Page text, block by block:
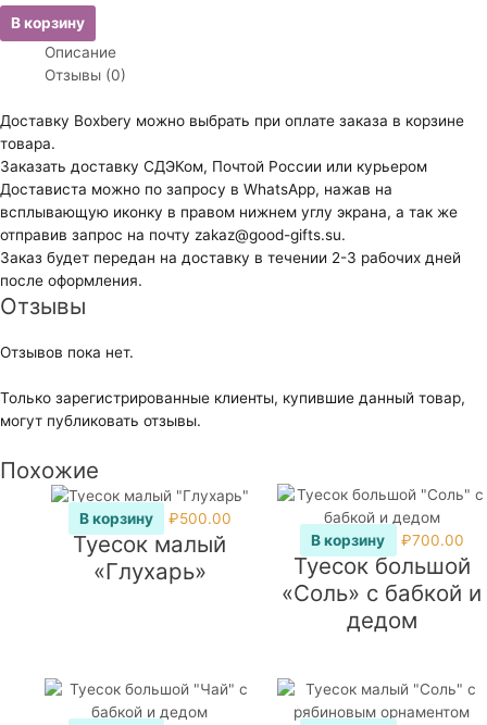
Количество
товара
Туесок
средний
с
ягодным
орнаментом
В корзину
Описание
Отзывы (0)
Доставку Boxbery можно выбрать при оплате заказа в корзине
товара.
Заказать доставку СДЭКом, Почтой России или курьером
Достависта можно по запросу в WhatsApp, нажав на
всплывающую иконку в правом нижнем углу экрана, а так же
отправив запрос на почту zakaz@good-gifts.su.
Заказ будет передан на доставку в течении 2-3 рабочих дней
после оформления.
Отзывы
Отзывов пока нет.
Только зарегистрированные клиенты, купившие данный товар,
могут публиковать отзывы.
Похожие
В корзину ₽500.00
Туесок малый
«Глухарь»
В корзину ₽700.00
Туесок большой
«Соль» с бабкой и
дедом